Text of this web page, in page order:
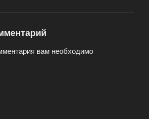
вам необходимо